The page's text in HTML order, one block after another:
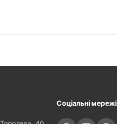
Соціальні мережі